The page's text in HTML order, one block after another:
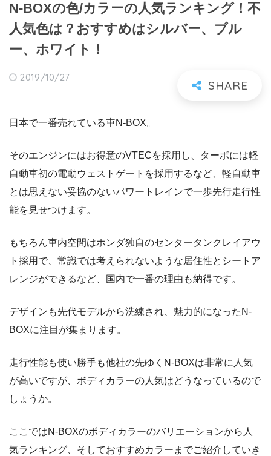
N-BOXの色/カラーの人気ランキング！不
人気色は？おすすめはシルバー、ブル
ー、ホワイト！
2019/10/27
日本で一番売れている車N-BOX。
そのエンジンにはお得意のVTECを採用し、ターボには軽
自動車初の電動ウェストゲートを採用するなど、軽自動車
とは思えない妥協のないパワートレインで一歩先行走行性
能を見せつけます。
もちろん車内空間はホンダ独自のセンタータンクレイアウ
ト採用で、常識では考えられないような居住性とシートア
レンジができるなど、国内で一番の理由も納得です。
デザインも先代モデルから洗練され、魅力的になったN-
BOXに注目が集まります。
走行性能も使い勝手も他社の先ゆくN-BOXは非常に人気
が高いですが、ボディカラーの人気はどうなっているので
しょうか。
ここではN-BOXのボディカラーのバリエーションから人
気ランキング、そしておすすめカラーまでご紹介していき